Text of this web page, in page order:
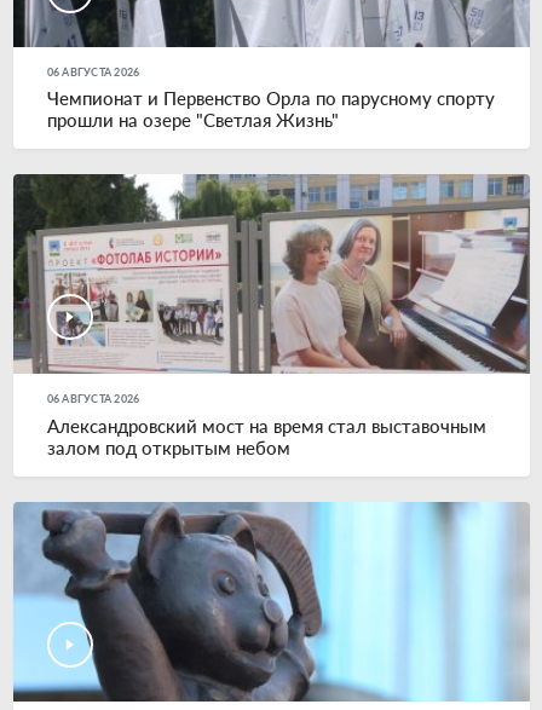
06 АВГУСТА 2026
Чемпионат и Первенство Орла по парусному спорту
прошли на озере "Светлая Жизнь"
06 АВГУСТА 2026
Александровский мост на время стал выставочным
залом под открытым небом